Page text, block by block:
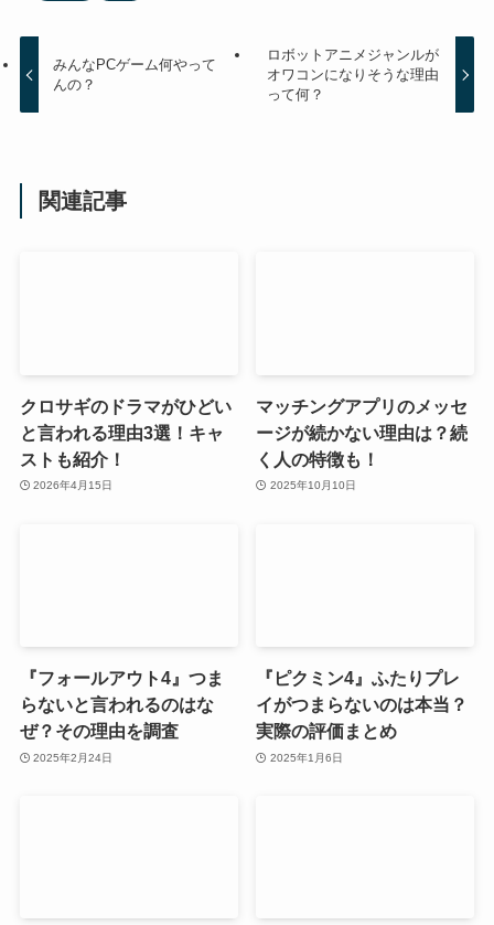
みんなPCゲーム何やって
んの？
ロボットアニメジャンルが
オワコンになりそうな理由
って何？
関連記事
クロサギのドラマがひどい
と言われる理由3選！キャ
ストも紹介！
2026年4月15日
マッチングアプリのメッセ
ージが続かない理由は？続
く人の特徴も！
2025年10月10日
『フォールアウト4』つま
らないと言われるのはな
ぜ？その理由を調査
2025年2月24日
『ピクミン4』ふたりプレ
イがつまらないのは本当？
実際の評価まとめ
2025年1月6日